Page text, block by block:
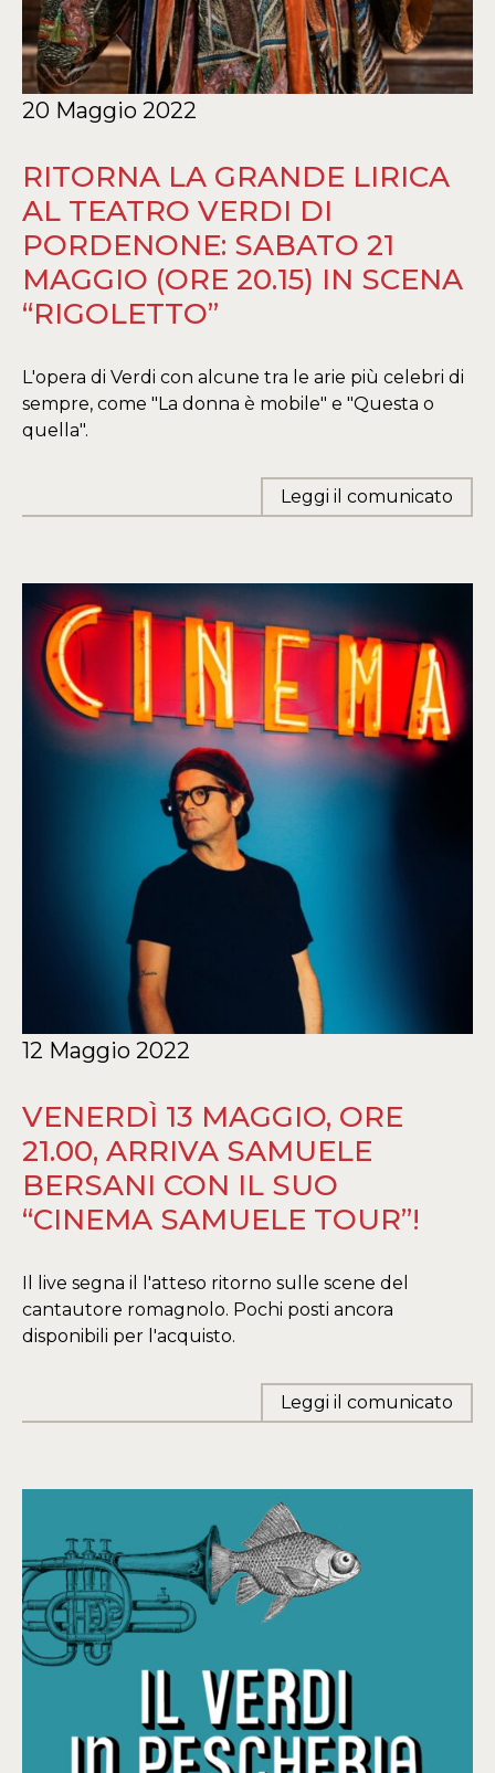
20 Maggio 2022
RITORNA LA GRANDE LIRICA
AL TEATRO VERDI DI
PORDENONE: SABATO 21
MAGGIO (ORE 20.15) IN SCENA
“RIGOLETTO”
L'opera di Verdi con alcune tra le arie più celebri di
sempre, come "La donna è mobile" e "Questa o
quella".
Leggi il comunicato
12 Maggio 2022
VENERDÌ 13 MAGGIO, ORE
21.00, ARRIVA SAMUELE
BERSANI CON IL SUO
“CINEMA SAMUELE TOUR”!
Il live segna il l'atteso ritorno sulle scene del
cantautore romagnolo. Pochi posti ancora
disponibili per l'acquisto.
Leggi il comunicato